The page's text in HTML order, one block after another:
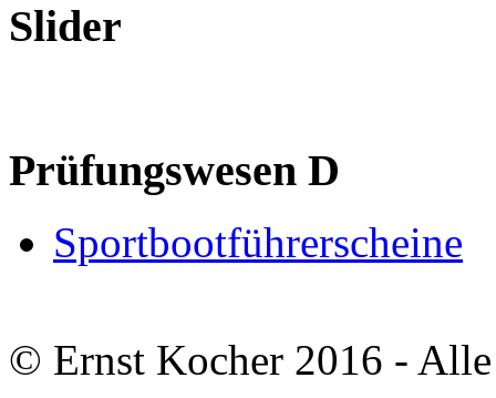
Slider
Prüfungswesen D
Sportbootführerscheine
© Ernst Kocher 2016 -